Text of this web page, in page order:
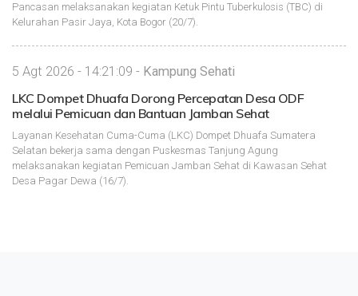
Pancasan melaksanakan kegiatan Ketuk Pintu Tuberkulosis (TBC) di
Kelurahan Pasir Jaya, Kota Bogor (20/7).
5 Agt 2026 - 14:21:09 - Kampung Sehati
LKC Dompet Dhuafa Dorong Percepatan Desa ODF
melalui Pemicuan dan Bantuan Jamban Sehat
Layanan Kesehatan Cuma-Cuma (LKC) Dompet Dhuafa Sumatera
Selatan bekerja sama dengan Puskesmas Tanjung Agung
melaksanakan kegiatan Pemicuan Jamban Sehat di Kawasan Sehat
Desa Pagar Dewa (16/7).